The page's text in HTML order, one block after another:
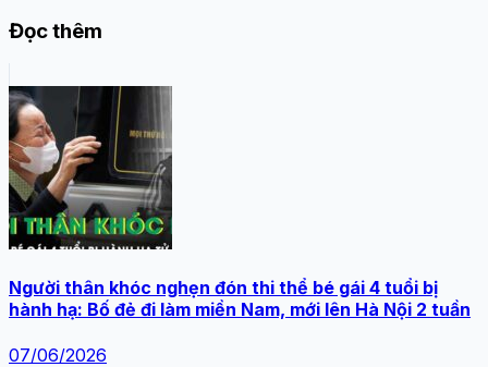
Đọc thêm
Người thân khóc nghẹn đón thi thể bé gái 4 tuổi bị
hành hạ: Bố đẻ đi làm miền Nam, mới lên Hà Nội 2 tuần
07/06/2026